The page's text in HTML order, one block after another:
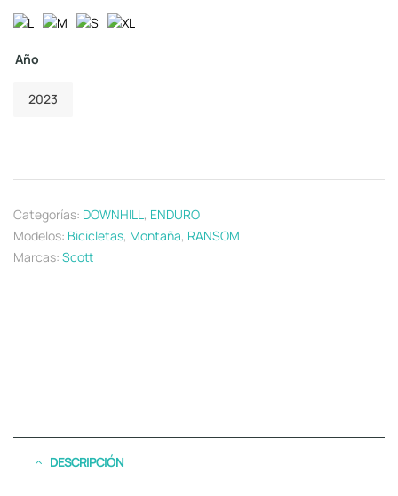
Año
2023
Categorías: DOWNHILL , ENDURO
Modelos: Bicicletas, Montaña, RANSOM
Marcas: Scott
DESCRIPCIÓN